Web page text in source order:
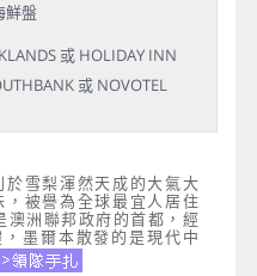
鮮盤
或 HOLIDAY INN
或 NOVOTEL
雪梨渾然天成的大氣大
被譽為全球最宜人居住
澳洲聯邦政府的首都，經
墨爾本散發的是現代中